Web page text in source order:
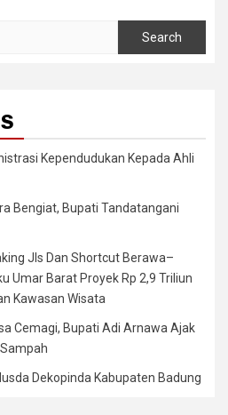
Kependudukan Kepada Ahli
Bengiat, Bupati Tandatangani
Jls Dan Shortcut Berawa–
Umar Barat Proyek Rp 2,9 Triliun
Kawasan Wisata
Cemagi, Bupati Adi Arnawa Ajak
Dekopinda Kabupaten Badung